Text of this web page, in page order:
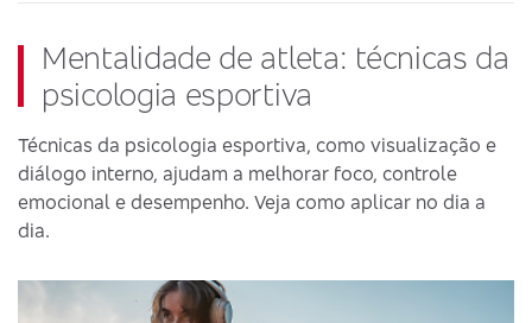
Mentalidade de atleta: técnicas da
psicologia esportiva
Técnicas da psicologia esportiva, como visualização e
diálogo interno, ajudam a melhorar foco, controle
emocional e desempenho. Veja como aplicar no dia a
dia.